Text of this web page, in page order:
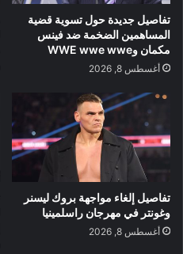
تفاصيل جديدة حول تسوية قضية
المساهمين الضخمة ضد فينس
مكمان وWWE wwe wwe
أغسطس 8, 2026
تفاصيل إلغاء مواجهة بروك ليسنر
وغونتر في مهرجان راسلمينيا
أغسطس 8, 2026